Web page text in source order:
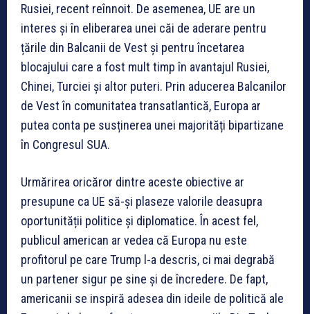
Rusiei, recent reînnoit. De asemenea, UE are un
interes și în eliberarea unei căi de aderare pentru
țările din Balcanii de Vest și pentru încetarea
blocajului care a fost mult timp în avantajul Rusiei,
Chinei, Turciei și altor puteri. Prin aducerea Balcanilor
de Vest în comunitatea transatlantică, Europa ar
putea conta pe susținerea unei majorități bipartizane
în Congresul SUA.
Urmărirea oricăror dintre aceste obiective ar
presupune ca UE să-și plaseze valorile deasupra
oportunității politice și diplomatice. În acest fel,
publicul american ar vedea că Europa nu este
profitorul pe care Trump l-a descris, ci mai degrabă
un partener sigur pe sine și de încredere. De fapt,
americanii se inspiră adesea din ideile de politică ale